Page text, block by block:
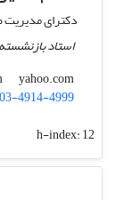
دکترای
استاد
faghihnezam
yahoo.com
4914-4999
h-index:12